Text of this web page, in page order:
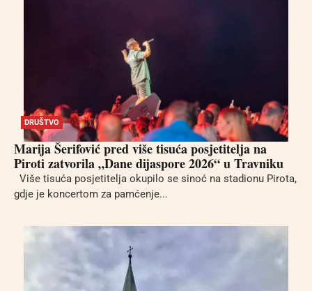
DRUŠTVO
Marija Šerifović pred više tisuća posjetitelja na
Piroti zatvorila „Dane dijaspore 2026“ u Travniku
Više tisuća posjetitelja okupilo se sinoć na stadionu Pirota,
gdje je koncertom za pamćenje...